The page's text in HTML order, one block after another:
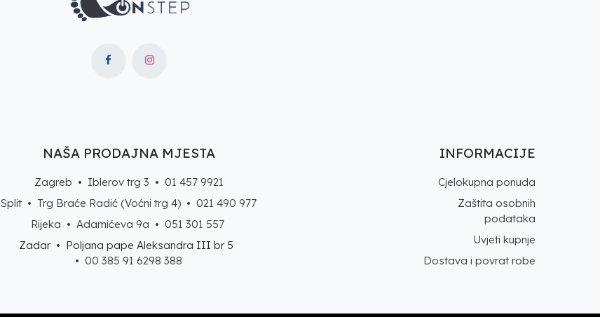
INFORMACIJE
Cjelokupna ponuda
Zaštita osobnih
podataka
Uvjeti kupnje
Dostava i povrat robe
NAŠA PRODAJNA MJESTA
Zagreb • Iblerov trg 3 • 01 457 9921
Split • Trg Braće Radić (Voćni trg 4) •021 490 977
Rijeka • Adamićeva 9a • 051 301 557
Zadar• Poljana pape Aleksandra III br 5
• 00 385 91 6298 388